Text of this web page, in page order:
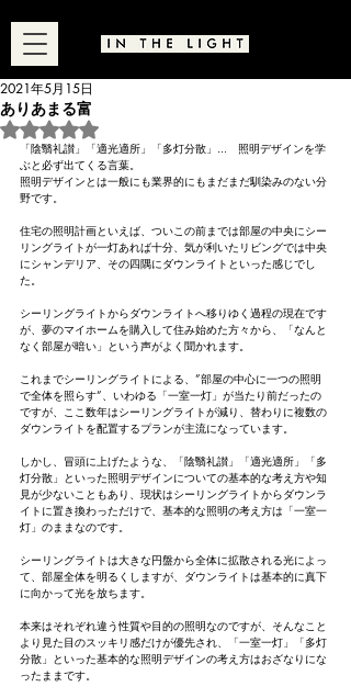
ありあまる富
2021年5月15日
5つ星のうちNaNと評価されています。
「陰翳礼讃」「適光適所」「多灯分散」...　照明デザインを学
ぶと必ず出てくる言葉。
照明デザインとは一般にも業界的にもまだまだ馴染みのない分
野です。
住宅の照明計画といえば、ついこの前までは部屋の中央にシー
リングライトが一灯あれば十分、気が利いたリビングでは中央
にシャンデリア、その四隅にダウンライトといった感じでし
た。
シーリングライトからダウンライトへ移りゆく過程の現在です
が、夢のマイホームを購入して住み始めた方々から、「なんと
なく部屋が暗い」という声がよく聞かれます。
これまでシーリングライトによる、”部屋の中心に一つの照明
で全体を照らす”、いわゆる「一室一灯」が当たり前だったの
ですが、ここ数年はシーリングライトが減り、替わりに複数の
ダウンライトを配置するプランが主流になっています。
しかし、冒頭に上げたような、「陰翳礼讃」「適光適所」「多
灯分散」といった照明デザインについての基本的な考え方や知
見が少ないこともあり、現状はシーリングライトからダウンラ
イトに置き換わっただけで、基本的な照明の考え方は「一室一
灯」のままなのです。
シーリングライトは大きな円盤から全体に拡散される光によっ
て、部屋全体を明るくしますが、ダウンライトは基本的に真下
に向かって光を放ちます。
本来はそれぞれ違う性質や目的の照明なのですが、そんなこと
より見た目のスッキリ感だけが優先され、「一室一灯」「多灯
分散」といった基本的な照明デザインの考え方はおざなりにな
ったままです。